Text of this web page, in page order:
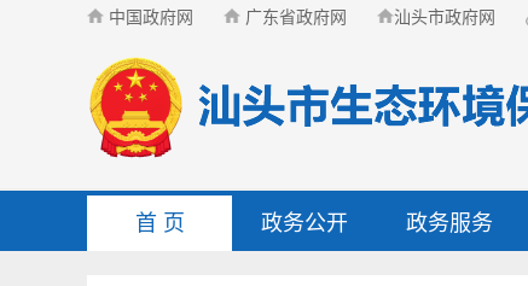
中国政府网 广东省政府网 汕头市政府网
首 页 政务公开 政务服务